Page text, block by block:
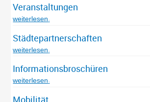
Veranstaltungen
weiterlesen
Städtepartnerschaften
weiterlesen
Informationsbroschüren
weiterlesen
Mobilität